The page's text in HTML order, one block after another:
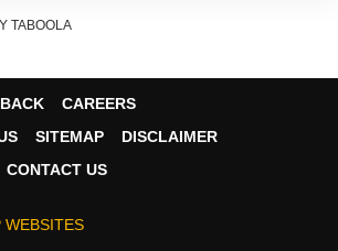
नजर आने वाली हैं, जिसमें उनके साथ केविन
TABOOLA
CAREERS
SITEMAP
DISCLAIMER
CONTACT US
WEBSITES